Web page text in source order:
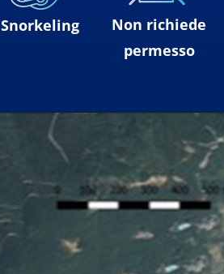
Snorkeling
Non richiede
permesso